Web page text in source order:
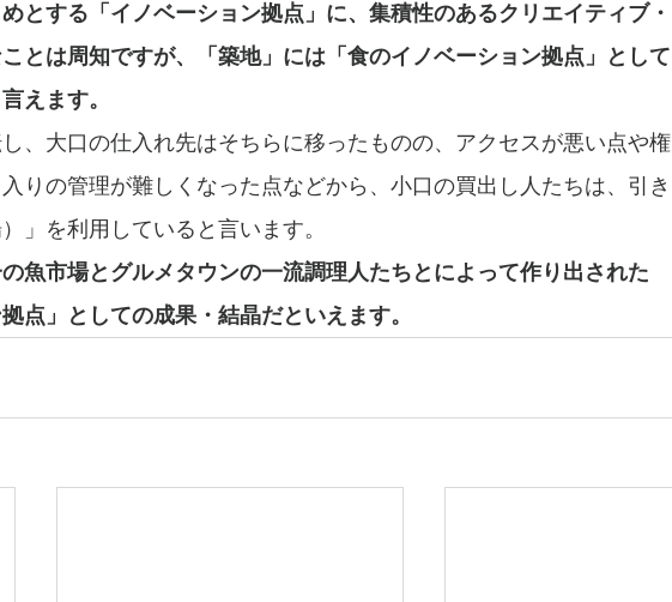
とする「イノベーション拠点」に、集積性のあるクリエイティブ・
とは周知ですが、「築地」には「食のイノベーション拠点」として
えます。
、大口の仕入れ先はそちらに移ったものの、アクセスが悪い点や権
りの管理が難しくなった点などから、小口の買出し人たちは、引き
」を利用していると言います。
の魚市場とグルメタウンの一流調理人たちとによって作り出された
点」としての成果・結晶だといえます。